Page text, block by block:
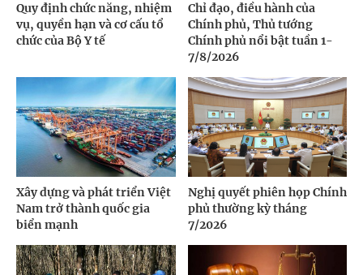
Quy định chức năng, nhiệm
vụ, quyền hạn và cơ cấu tổ
chức của Bộ Y tế
Chỉ đạo, điều hành của
Chính phủ, Thủ tướng
Chính phủ nổi bật tuần 1-
7/8/2026
Xây dựng và phát triển Việt
Nam trở thành quốc gia
biển mạnh
Nghị quyết phiên họp Chính
phủ thường kỳ tháng
7/2026